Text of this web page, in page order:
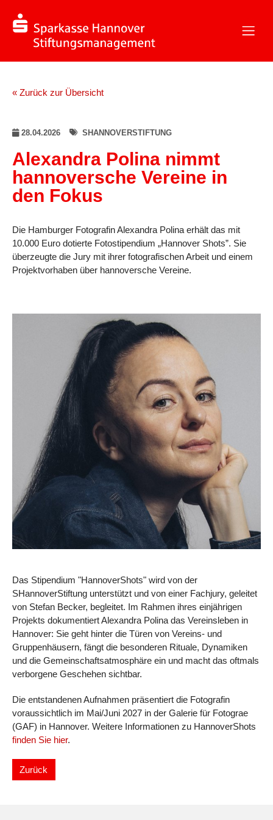
« Zurück zur Übersicht
28.04.2026 SHANNOVERSTIFTUNG
Alexandra Polina nimmt
hannoversche Vereine in
den Fokus
Die Hamburger Fotografin Alexandra Polina erhält das mit
10.000 Euro dotierte Fotostipendium „Hannover Shots”. Sie
überzeugte die Jury mit ihrer fotografischen Arbeit und einem
Projektvorhaben über hannoversche Vereine.
Das Stipendium "HannoverShots" wird von der
SHannoverStiftung unterstützt und von einer Fachjury, geleitet
von Stefan Becker, begleitet. Im Rahmen ihres einjährigen
Projekts dokumentiert Alexandra Polina das Vereinsleben in
Hannover: Sie geht hinter die Türen von Vereins- und
Gruppenhäusern, fängt die besonderen Rituale, Dynamiken
und die Gemeinschaftsatmosphäre ein und macht das oftmals
verborgene Geschehen sichtbar.
Die entstandenen Aufnahmen präsentiert die Fotografin
voraussichtlich im Mai/Juni 2027 in der Galerie für Fotograe
(GAF) in Hannover. Weitere Informationen zu HannoverShots
finden Sie hier.
Zurück